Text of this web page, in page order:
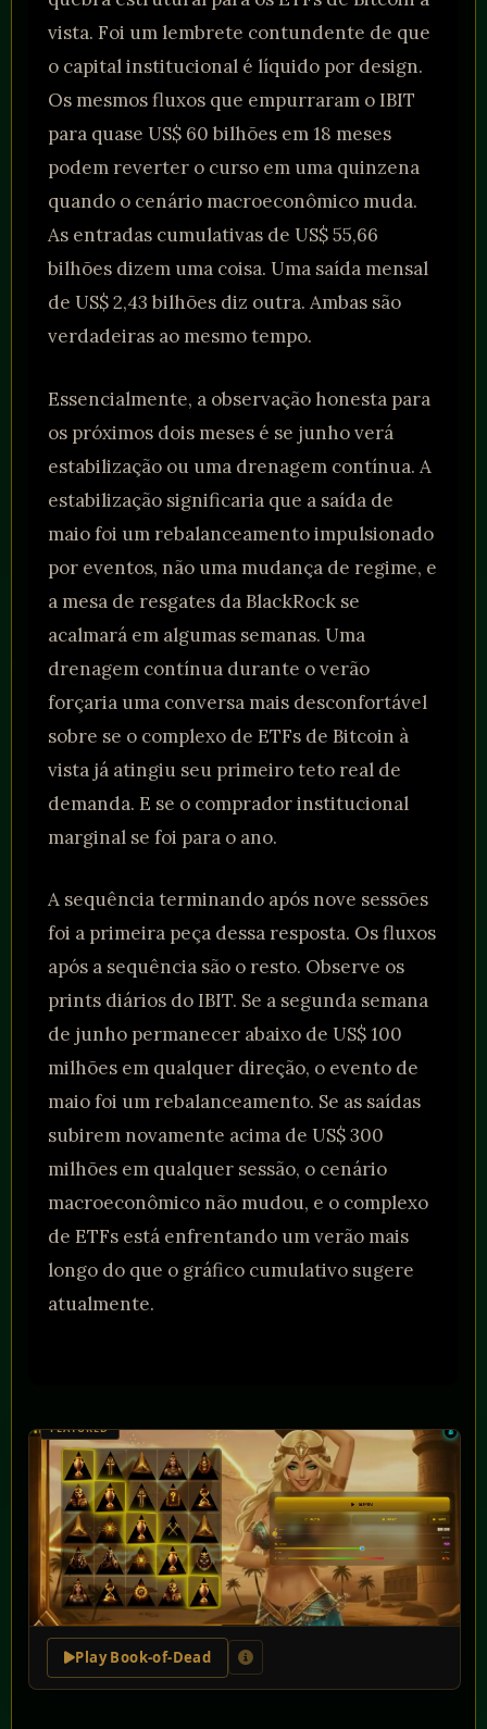
vista. Foi um lembrete contundente de que
o capital institucional é líquido por design.
Os mesmos fluxos que empurraram o IBIT
para quase US$ 60 bilhões em 18 meses
podem reverter o curso em uma quinzena
quando o cenário macroeconômico muda.
As entradas cumulativas de US$ 55,66
bilhões dizem uma coisa. Uma saída mensal
de US$ 2,43 bilhões diz outra. Ambas são
verdadeiras ao mesmo tempo.
Essencialmente, a observação honesta para
os próximos dois meses é se junho verá
estabilização ou uma drenagem contínua. A
estabilização significaria que a saída de
maio foi um rebalanceamento impulsionado
por eventos, não uma mudança de regime, e
a mesa de resgates da BlackRock se
acalmará em algumas semanas. Uma
drenagem contínua durante o verão
forçaria uma conversa mais desconfortável
sobre se o complexo de ETFs de Bitcoin à
vista já atingiu seu primeiro teto real de
demanda. E se o comprador institucional
marginal se foi para o ano.
A sequência terminando após nove sessões
foi a primeira peça dessa resposta. Os fluxos
após a sequência são o resto. Observe os
prints diários do IBIT. Se a segunda semana
de junho permanecer abaixo de US$ 100
milhões em qualquer direção, o evento de
maio foi um rebalanceamento. Se as saídas
subirem novamente acima de US$ 300
milhões em qualquer sessão, o cenário
macroeconômico não mudou, e o complexo
de ETFs está enfrentando um verão mais
longo do que o gráfico cumulativo sugere
atualmente.
Play Book-of-Dead